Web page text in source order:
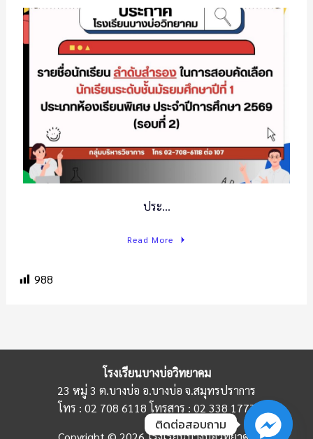
ประ…
Read More
988
โรงเรียนบางบ่อวิทยาคม
23 หมู่ 3 ต.บางบ่อ อ.บางบ่อ จ.สมุทรปราการ
โทร : 02 708 6118 โทรสาร : 02 338 1777
ติดต่อสอบถาม